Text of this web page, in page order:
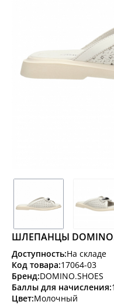
ШЛЕПАНЦЫ
Доступность:На складе
Код товара:17064-03
Бренд:DOMINO.SHOES
Баллы для начисления:
Цвет:Молочный